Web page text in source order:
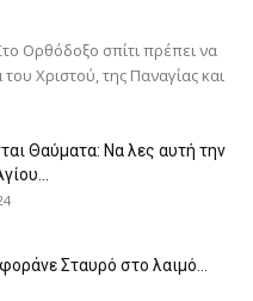
Ορθόδοξο σπίτι πρέπει να
Χριστού, της Παν­αγίας και
Θαύματα: Να λες αυτή την
Σταυρό στο λαιμό…